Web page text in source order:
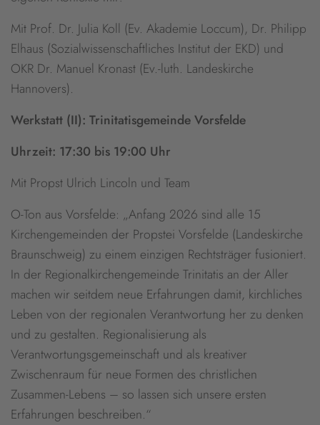
Mit Prof. Dr. Julia Koll (Ev. Akademie Loccum), Dr. Philipp
Elhaus (Sozialwissenschaftliches Institut der EKD) und
OKR Dr. Manuel Kronast (Ev.-luth. Landeskirche
Hannovers).
Werkstatt (II): Trinitatisgemeinde Vorsfelde
Uhrzeit: 17:30 bis 19:00 Uhr
Mit Propst Ulrich Lincoln und Team
O-Ton aus Vorsfelde: „Anfang 2026 sind alle 15
Kirchengemeinden der Propstei Vorsfelde (Landeskirche
Braunschweig) zu einem einzigen Rechtsträger fusioniert.
In der Regionalkirchengemeinde Trinitatis an der Aller
machen wir seitdem neue Erfahrungen damit, kirchliches
Leben von der regionalen Verantwortung her zu denken
und zu gestalten. Regionalisierung als
Verantwortungsgemeinschaft und als kreativer
Zwischenraum für neue Formen des christlichen
Zusammen-Lebens – so lassen sich unsere ersten
Erfahrungen beschreiben.“